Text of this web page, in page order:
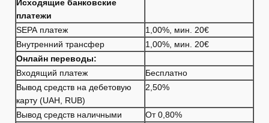
Исходящие банковские
платежи
SEPA платеж
1,00%, мин. 20€
Внутренний трансфер
1,00%, мин. 20€
Онлайн переводы:
Входящий платеж
Бесплатно
Вывод средств на дебетовую
карту (UAH, RUB)
2,50%
Вывод средств наличными
От 0,80%